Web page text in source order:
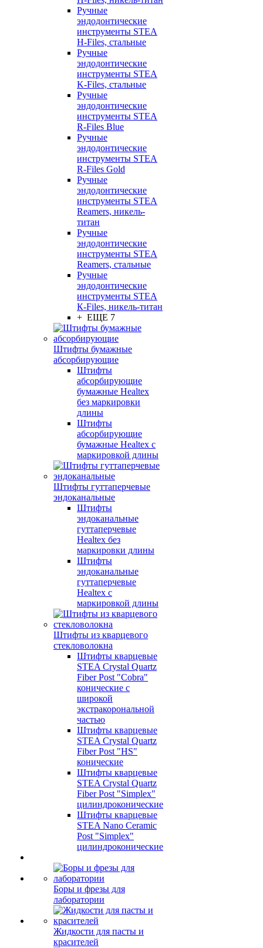
Ручные
эндодонтические
инструменты STEA
H-Files, стальные
Ручные
эндодонтические
инструменты STEA
K-Files, стальные
Ручные
эндодонтические
инструменты STEA
R-Files Blue
Ручные
эндодонтические
инструменты STEA
R-Files Gold
Ручные
эндодонтические
инструменты STEA
Reamers, никель-
титан
Ручные
эндодонтические
инструменты STEA
Reamers, стальные
Ручные
эндодонтические
инструменты STEA
К-Files, никель-титан
+ ЕЩЕ 7
Штифты бумажные
абсорбирующие
Штифты
абсорбирующие
бумажные Healtex
без маркировки
длины
Штифты
абсорбирующие
бумажные Healtex с
маркировкой длины
Штифты гуттаперчевые
эндоканальные
Штифты
эндоканальные
гуттаперчевые
Healtex без
маркировки длины
Штифты
эндоканальные
гуттаперчевые
Healtex с
маркировкой длины
Штифты из кварцевого
стекловолокна
Штифты кварцевые
STEA Crystal Quartz
Fiber Post "Cobra"
конические c
широкой
экстракорональной
частью
Штифты кварцевые
STEA Crystal Quartz
Fiber Post "HS"
конические
Штифты кварцевые
STEA Crystal Quartz
Fiber Post "Simplex"
цилиндроконические
Штифты кварцевые
STEA Nano Ceramic
Post "Simplex"
цилиндроконические
Боры и фрезы для
лаборатории
Жидкости для пасты и
красителей